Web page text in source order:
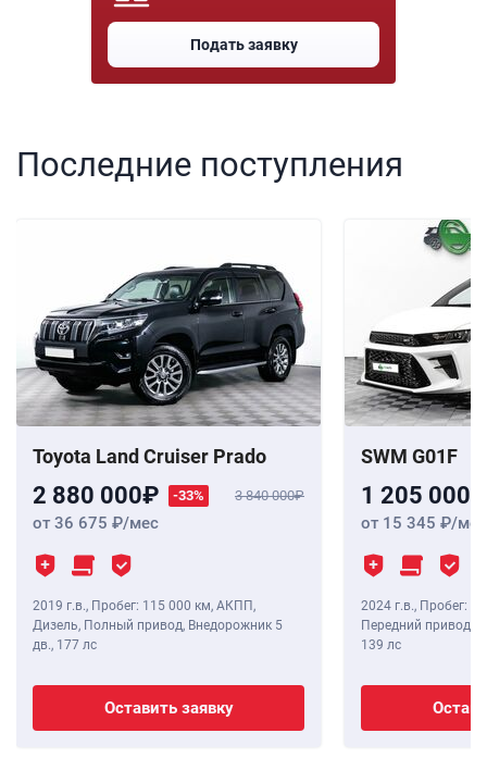
Подать заявку
Последние поступления
Toyota Land Cruiser Prado
2 880 000 -33% 3 840 000
от 36 675 /мес
2019 г.в., Пробег: 115 000 км, АКПП,
Дизель, Полный привод, Внедорожник 5
дв., 177 лс
Оставить заявку
SWM G01F
1 205 000
от 15 345 /мес
2024 г.в., Пробег: 8
Передний привод,
139 лс